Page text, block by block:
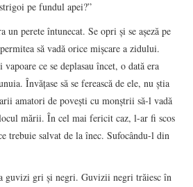
pe fundul apei?”
un perete întunecat. Se opri și se așeză pe
să vadă orice mișcare a zidului.
ce se deplasau încet, o dată era
Învățase să se ferească de ele, nu știa
amatori de povești cu monștrii să-l vadă
mării. În cel mai fericit caz, l-ar fi scos
trebuie salvat de la înec. Sufocându-l din
guvizi gri și negri. Guvizii negri trăiesc în